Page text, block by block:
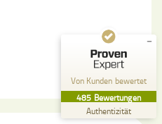
Von Kunden bewertet
485 Bewertungen
Authentizität
357
Bewertungen auf
ProvenExpert.com
Blick aufs ProvenExpert-Profil werfen
26.07.2026